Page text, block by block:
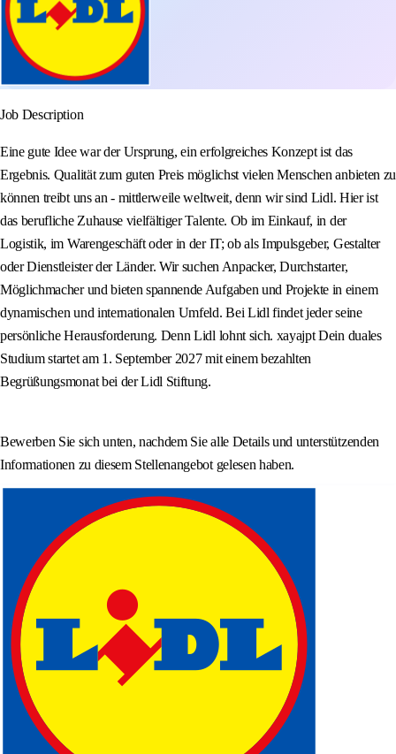
Job Description
Eine gute Idee war der Ursprung, ein erfolgreiches Konzept ist das
Ergebnis. Qualität zum guten Preis möglichst vielen Menschen anbieten zu
können treibt uns an - mittlerweile weltweit, denn wir sind Lidl. Hier ist
das berufliche Zuhause vielfältiger Talente. Ob im Einkauf, in der
Logistik, im Warengeschäft oder in der IT; ob als Impulsgeber, Gestalter
oder Dienstleister der Länder. Wir suchen Anpacker, Durchstarter,
Möglichmacher und bieten spannende Aufgaben und Projekte in einem
dynamischen und internationalen Umfeld. Bei Lidl findet jeder seine
persönliche Herausforderung. Denn Lidl lohnt sich. xayajpt Dein duales
Studium startet am 1. September 2027 mit einem bezahlten
Begrüßungsmonat bei der Lidl Stiftung.
Bewerben Sie sich unten, nachdem Sie alle Details und unterstützenden
Informationen zu diesem Stellenangebot gelesen haben.